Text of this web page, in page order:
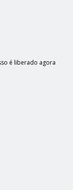
é liberado agora